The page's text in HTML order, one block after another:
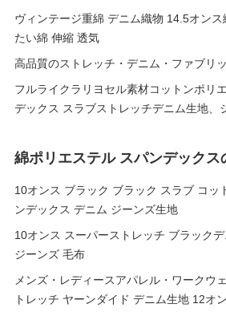
ヴィンテージ重綿 デニム織物 14.5オン
たい綿 伸縮 透気
高品質のストレッチ・デニム・ファブリ
フルライクラリヨセル素材コットンポリ
デックス スラブストレッチデニム生地、
綿ポリエステル スパンデックス
10オンス ブラック ブラック スラブ コッ
ンデックス デニム ジーンズ生地
10オンス スーパーストレッチ ブラック
ジーンズ 毛布
メンズ・レディースアパレル・ワークウ
トレッチ ヤーンダイド デニム生地 12オ